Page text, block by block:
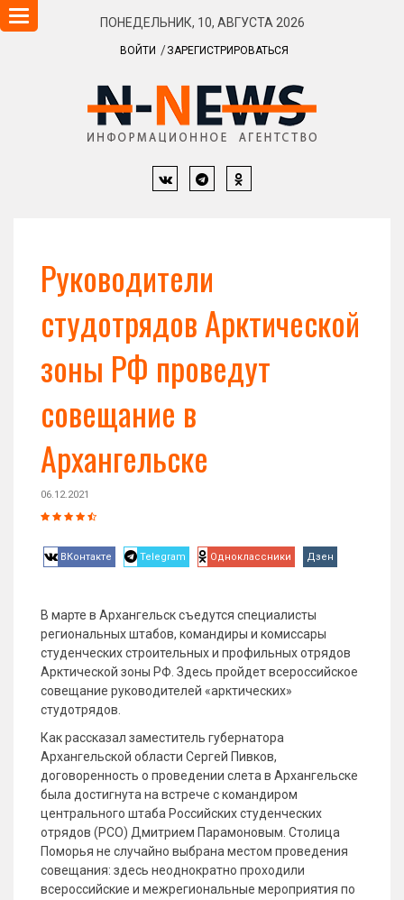
ПОНЕДЕЛЬНИК, 10, АВГУСТА 2026
ВОЙТИ ЗАРЕГИСТРИРОВАТЬСЯ
Навигация
Руководители
студотрядов Арктической
зоны РФ проведут
совещание в
Архангельске
06.12.2021
ВКонтакте Telegram Одноклассники Дзен
В марте в Архангельск съедутся специалисты
региональных штабов, командиры и комиссары
студенческих строительных и профильных отрядов
Арктической зоны РФ. Здесь пройдет всероссийское
совещание руководителей «арктических»
студотрядов.
Как рассказал заместитель губернатора
Архангельской области Сергей Пивков,
договоренность о проведении слета в Архангельске
была достигнута на встрече с командиром
центрального штаба Российских студенческих
отрядов (РСО) Дмитрием Парамоновым. Столица
Поморья не случайно выбрана местом проведения
совещания: здесь неоднократно проходили
всероссийские и межрегиональные мероприятия по